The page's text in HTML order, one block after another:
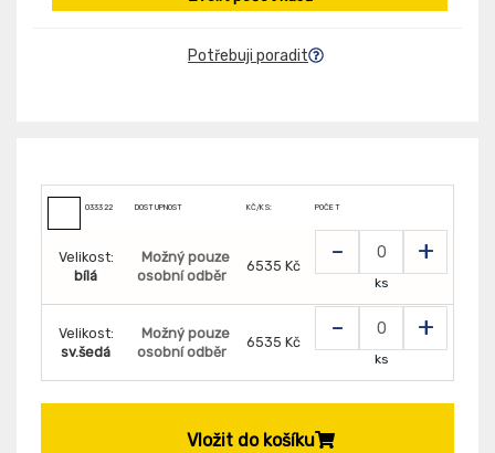
Potřebuji poradit
033322 DOSTUPNOST KČ/KS: POČET
Velikost:
bílá
Možný pouze
osobní odběr
6535 Kč - +
ks
Velikost:
sv.šedá
Možný pouze
osobní odběr
6535 Kč - +
ks
Vložit do košíku